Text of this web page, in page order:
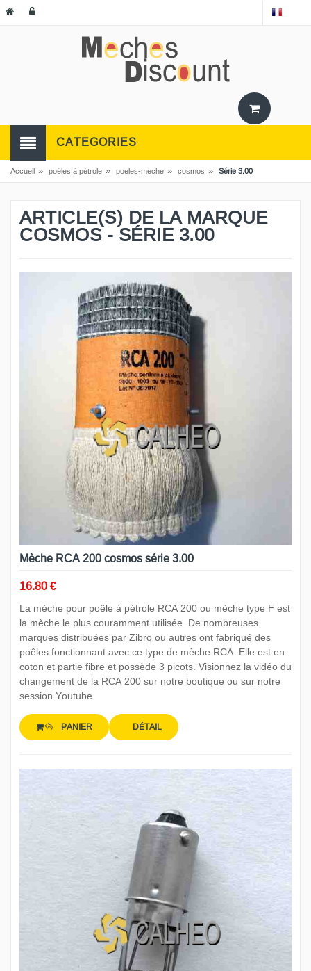
CATEGORIES
Accueil » poêles à pétrole » poeles-meche » cosmos » Série 3.00
ARTICLE(S) DE LA MARQUE
COSMOS - SÉRIE 3.00
Mèche RCA 200 cosmos série 3.00
16.80 €
La mèche pour poêle à pétrole RCA 200 ou mèche type F est
la mèche le plus couramment utilisée. De nombreuses
marques distribuées par Zibro ou autres ont fabriqué des
poêles fonctionnant avec ce type de mèche RCA. Elle est en
coton et partie fibre et possède 3 picots. Visionnez la vidéo du
changement de la RCA 200 sur notre boutique ou sur notre
session Youtube.
PANIER DÉTAIL